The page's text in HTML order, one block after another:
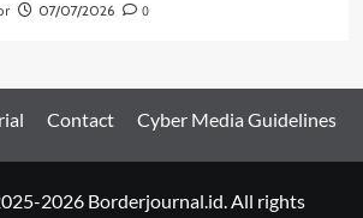
07/07/2026 0
Contact Cyber Media Guidelines
2026 Borderjournal.id. All rights